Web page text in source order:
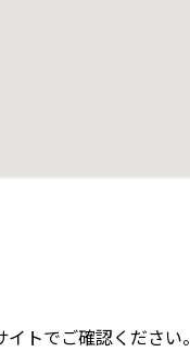
トでご確認ください。